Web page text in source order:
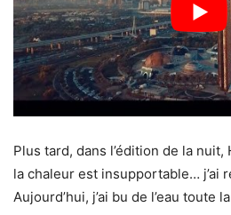
Plus tard, dans l’édition de la
la chaleur est insupportable… j’ai
Aujourd’hui, j’ai bu de l’eau toute